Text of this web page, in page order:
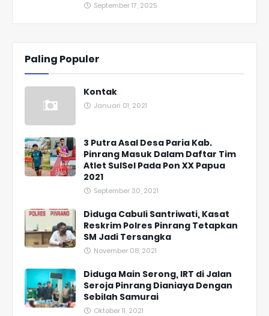
September 17, 2025
Paling Populer
Kontak
Januari 01, 2021
3 Putra Asal Desa Paria Kab.
Pinrang Masuk Dalam Daftar Tim
Atlet SulSel Pada Pon XX Papua
2021
September 30, 2021
Diduga Cabuli Santriwati, Kasat
Reskrim Polres Pinrang Tetapkan
SM Jadi Tersangka
November 08, 2021
Diduga Main Serong, IRT di Jalan
Seroja Pinrang Dianiaya Dengan
Sebilah Samurai
Oktober 11, 2021